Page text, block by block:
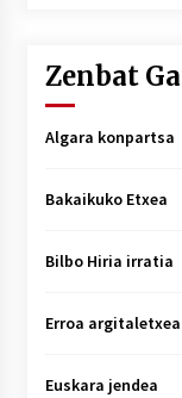
Zenbat
Algara konpartsa
Bakaikuko Etxea
Bilbo Hiria irratia
Erroa argitaletxea
Euskara jendea